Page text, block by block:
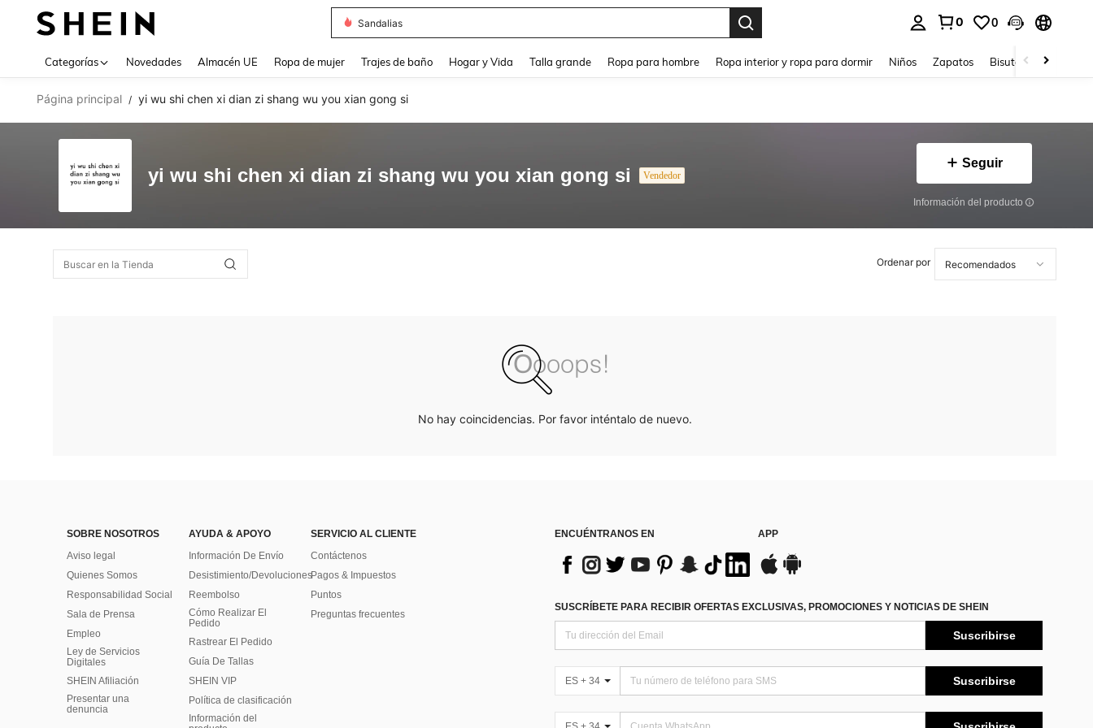
Sandalias
0 0
Categorías Novedades Almacén UE Ropa de mujer Trajes de baño Hogar y Vida Talla grande Ropa para hombre Ropa interior y ropa para dormir Niños Zapatos Bisutería Y
Página principal / yi wu shi chen xi dian zi shang wu you xian gong si
yi wu shi chen xi dian zi shang wu you xian gong si Vendedor
Seguir
Información del producto
Ordenar por
No hay coincidencias. Por favor inténtalo de nuevo.
SOBRE NOSOTROS
Aviso legal
Quienes Somos
Responsabilidad Social
Sala de Prensa
Empleo
Ley de Servicios
Digitales
SHEIN Afiliación
Presentar una
denuncia
AYUDA & APOYO
Información De Envío
Desistimiento/Devoluciones
Reembolso
Cómo Realizar El
Pedido
Rastrear El Pedido
Guía De Tallas
SHEIN VIP
Política de clasificación
​Información del
SERVICIO AL CLIENTE
Contáctenos
Pagos & Impuestos
Puntos
Preguntas frecuentes
ENCUÉNTRANOS EN APP
SUSCRÍBETE PARA RECIBIR OFERTAS EXCLUSIVAS, PROMOCIONES Y NOTICIAS DE SHEIN
Suscribirse
ES + 34 Suscribirse